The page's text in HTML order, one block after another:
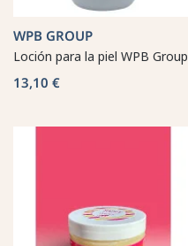
WPB GROUP
Loción para la piel WPB Group
13,10 €